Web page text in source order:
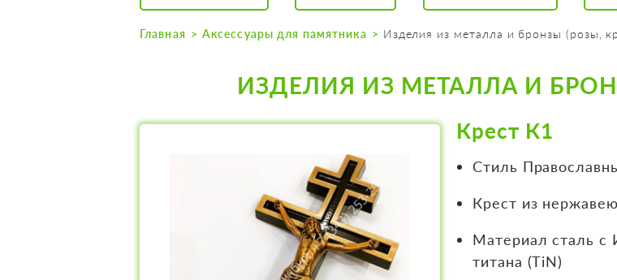
Екатеринбург, Щорса, 56
Суббота с 11:00 до 17:00
Главная Аксессуары для памятника Изделия из металла и бронзы (розы,
ИЗДЕЛИЯ ИЗ МЕТАЛЛА И
Крест К1
Стиль
Материал сталь
титана (TiN)